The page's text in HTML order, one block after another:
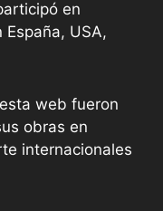
en
USA,
web fueron
obras en
internacionales